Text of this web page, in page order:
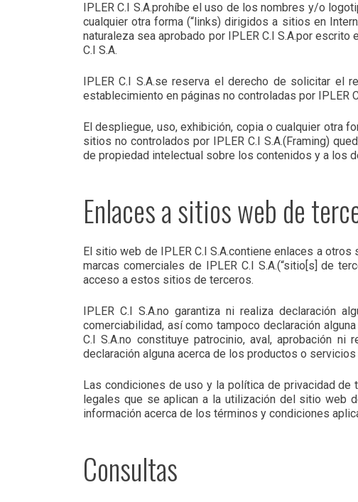
IPLER C.I S.A.prohíbe el uso de los nombres y/o
cualquier otra forma (“links) dirigidos a sitios en
naturaleza sea aprobado por IPLER C.I S.A.por
C.I S.A.
IPLER C.I S.A.se reserva el derecho de solicitar el
establecimiento en páginas no controladas por IPLER
El despliegue, uso, exhibición, copia o cualquier otra
sitios no controlados por IPLER C.I S.A.(Framing)
de propiedad intelectual sobre los contenidos y a los
Enlaces a sitios web de
El sitio web de IPLER C.I S.A.contiene enlaces a
marcas comerciales de IPLER C.I S.A.(“sitio[s] de
acceso a estos sitios de terceros.
IPLER C.I S.A.no garantiza ni realiza declaración
comerciabilidad, así como tampoco declaración
C.I S.A.no constituye patrocinio, aval, aprobación
declaración alguna acerca de los productos o
Las condiciones de uso y la política de privacidad
legales que se aplican a la utilización del sitio web
información acerca de los términos y condiciones
Consultas